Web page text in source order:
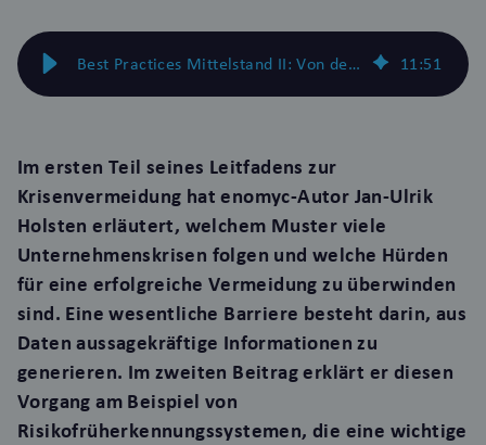
Best Practices Mittelstand II: Von der Hoffnung zur Strategie zur Umsetzung 11:51
Imersten Teil seines Leitfadens zur
Krisenvermeidung hat enomyc-Autor Jan-Ulrik
Holsten erläutert, welchem Muster viele
Unternehmenskrisen folgen und welche Hürden
für eine erfolgreiche Vermeidung zu überwinden
sind. Eine wesentliche Barriere besteht darin, aus
Daten aussagekräftige Informationen zu
generieren. Im zweiten Beitrag erklärt er diesen
Vorgang am Beispiel von
Risikofrüherkennungssystemen, die eine wichtige